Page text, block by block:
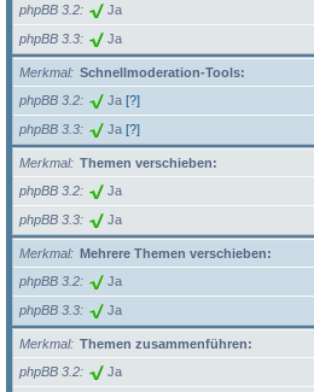
phpBB 3.2
Ja
phpBB 3.3 Ja
Merkmal
Schnellmoderation-Tools:
phpBB 3.2
Ja [?]
phpBB 3.3 Ja [?]
Merkmal
Themen verschieben:
phpBB 3.2
Ja
phpBB 3.3 Ja
Merkmal
Mehrere Themen verschieben:
phpBB 3.2
Ja
phpBB 3.3 Ja
Merkmal
Themen zusammenführen:
phpBB 3.2
Ja